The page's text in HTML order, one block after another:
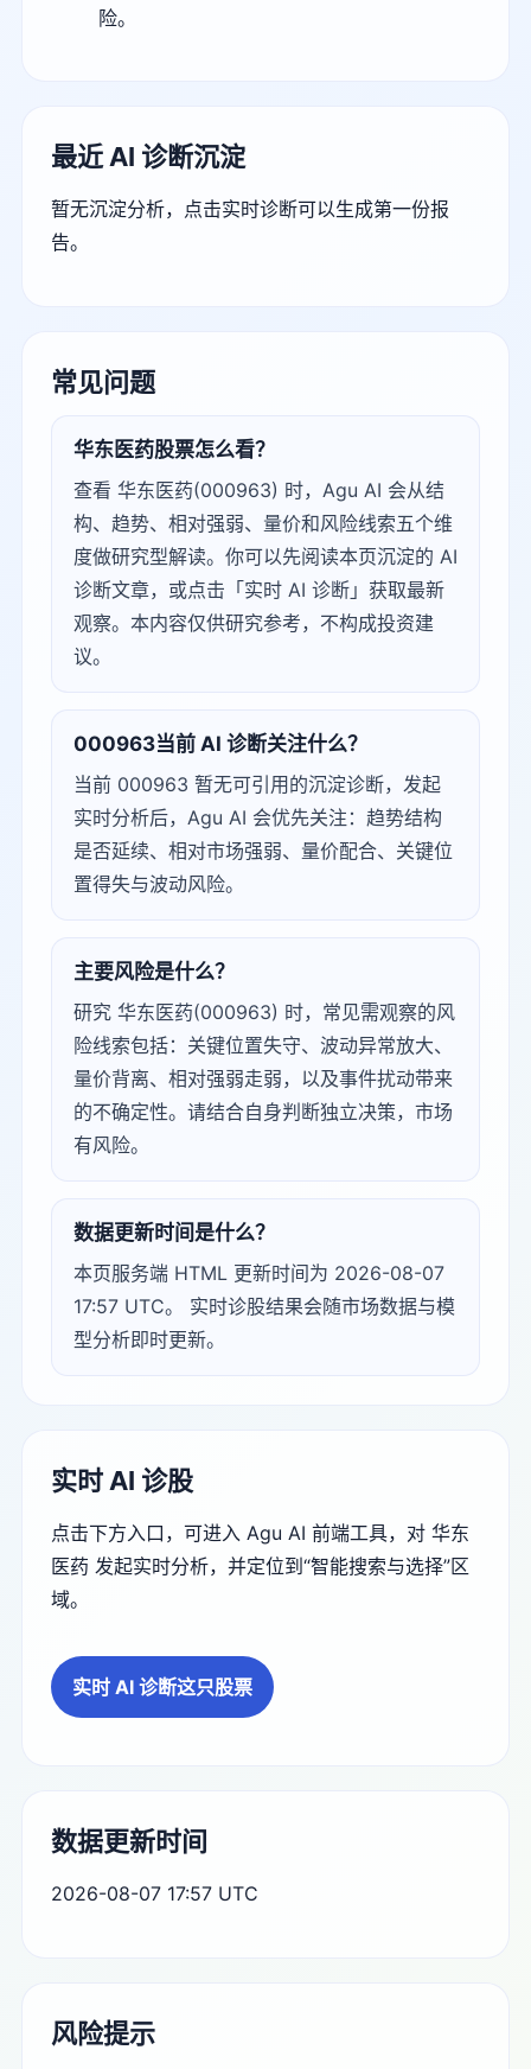
险。
最近 AI 诊断沉淀
暂无沉淀分析，点击实时诊断可以生成第一份报
告。
常见问题
华东医药股票怎么看？
查看 华东医药(000963) 时，Agu AI 会从结
构、趋势、相对强弱、量价和风险线索五个维
度做研究型解读。你可以先阅读本页沉淀的 AI
诊断文章，或点击「实时 AI 诊断」获取最新
观察。本内容仅供研究参考，不构成投资建
议。
000963当前 AI 诊断关注什么？
当前 000963 暂无可引用的沉淀诊断，发起
实时分析后，Agu AI 会优先关注：趋势结构
是否延续、相对市场强弱、量价配合、关键位
置得失与波动风险。
主要风险是什么？
研究 华东医药(000963) 时，常见需观察的风
险线索包括：关键位置失守、波动异常放大、
量价背离、相对强弱走弱，以及事件扰动带来
的不确定性。请结合自身判断独立决策，市场
有风险。
数据更新时间是什么？
本页服务端 HTML 更新时间为 2026-08-07
17:57 UTC。 实时诊股结果会随市场数据与模
型分析即时更新。
实时 AI 诊股
点击下方入口，可进入 Agu AI 前端工具，对 华东
医药 发起实时分析，并定位到“智能搜索与选择”区
域。
实时 AI 诊断这只股票
数据更新时间
2026-08-07 17:57 UTC
风险提示